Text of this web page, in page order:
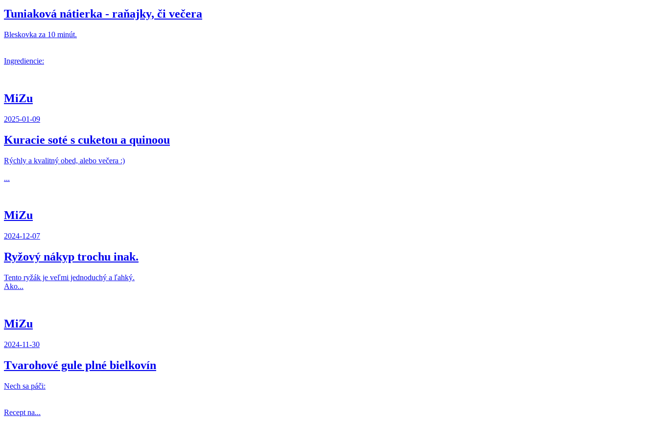
Tuniaková nátierka - raňajky, či večera
Bleskovka za 10 minút.
Ingrediencie:
MiZu
2025-01-09
Kuracie soté s cuketou a quinoou
Rýchly a kvalitný obed, alebo večera :)
...
MiZu
2024-12-07
Ryžový nákyp trochu inak.
Tento ryžák je veľmi jednoduchý a ľahký.
Ako...
MiZu
2024-11-30
Tvarohové gule plné bielkovín
Nech sa páči:
Recept na...